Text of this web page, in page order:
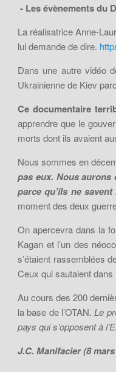
- Les évènements du
La réalisatrice Anne-
lui demande de dire.
Dans une autre vidéo
Ukrainienne de Kiev
Ce documentaire
apprendre que le
morts dont ils avaient
Nous sommes en
pas eux. Nous
parce qu’ils ne
moment des deux
On apercevra dans la
Kagan et l’un des
s’étaient rassemblées
Ceux qui sautaient
Au cours des 200
la base de l’OTAN.Le
pays qui s’opposent à
J.C. Manifacier (8